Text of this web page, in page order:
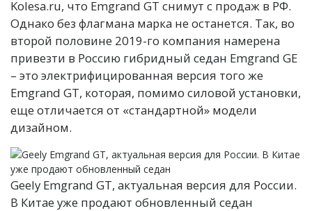
Kolesa.ru, что Emgrand GT снимут с продаж в РФ.
Однако без флагмана марка не останется. Так, во
второй половине 2019-го компания намерена
привезти в Россию гибридный седан Emgrand GE
– это электрифицированная версия того же
Emgrand GT, которая, помимо силовой установки,
еще отличается от «стандартной» модели
дизайном.
Geely Emgrand GT, актуальная версия для России.
В Китае уже продают обновленный седан